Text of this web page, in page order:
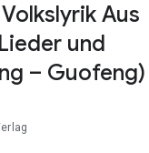
Aus
und
– Guofeng)